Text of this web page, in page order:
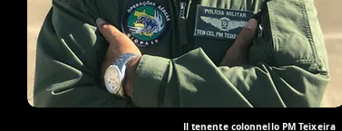
Il tenente colonnello PM Teixeira